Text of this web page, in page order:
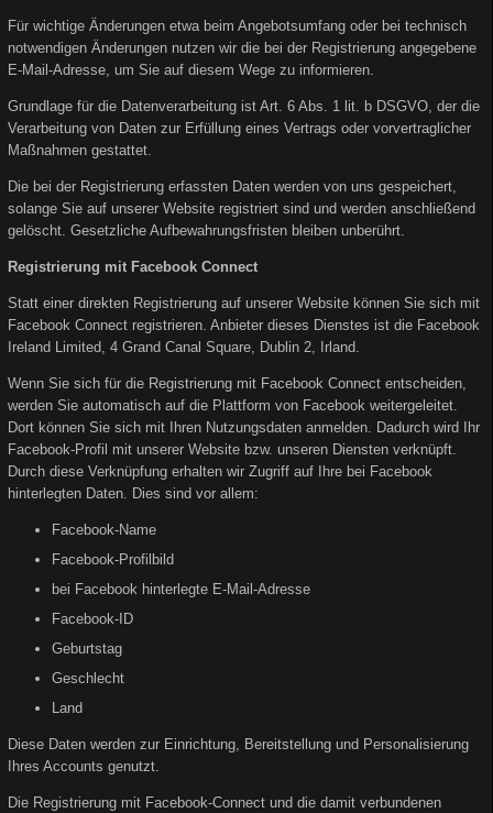
Für wichtige Änderungen etwa beim Angebotsumfang oder bei technisch
notwendigen Änderungen nutzen wir die bei der Registrierung angegebene
E-Mail-Adresse, um Sie auf diesem Wege zu informieren.
Grundlage für die Datenverarbeitung ist Art. 6 Abs. 1 lit. b DSGVO, der die
Verarbeitung von Daten zur Erfüllung eines Vertrags oder vorvertraglicher
Maßnahmen gestattet.
Die bei der Registrierung erfassten Daten werden von uns gespeichert,
solange Sie auf unserer Website registriert sind und werden anschließend
gelöscht. Gesetzliche Aufbewahrungsfristen bleiben unberührt.
Registrierung mit Facebook Connect
Statt einer direkten Registrierung auf unserer Website können Sie sich mit
Facebook Connect registrieren. Anbieter dieses Dienstes ist die Facebook
Ireland Limited, 4 Grand Canal Square, Dublin 2, Irland.
Wenn Sie sich für die Registrierung mit Facebook Connect entscheiden,
werden Sie automatisch auf die Plattform von Facebook weitergeleitet.
Dort können Sie sich mit Ihren Nutzungsdaten anmelden. Dadurch wird Ihr
Facebook-Profil mit unserer Website bzw. unseren Diensten verknüpft.
Durch diese Verknüpfung erhalten wir Zugriff auf Ihre bei Facebook
hinterlegten Daten. Dies sind vor allem:
Facebook-Name
Facebook-Profilbild
bei Facebook hinterlegte E-Mail-Adresse
Facebook-ID
Geburtstag
Geschlecht
Land
Diese Daten werden zur Einrichtung, Bereitstellung und Personalisierung
Ihres Accounts genutzt.
Die Registrierung mit Facebook-Connect und die damit verbundenen